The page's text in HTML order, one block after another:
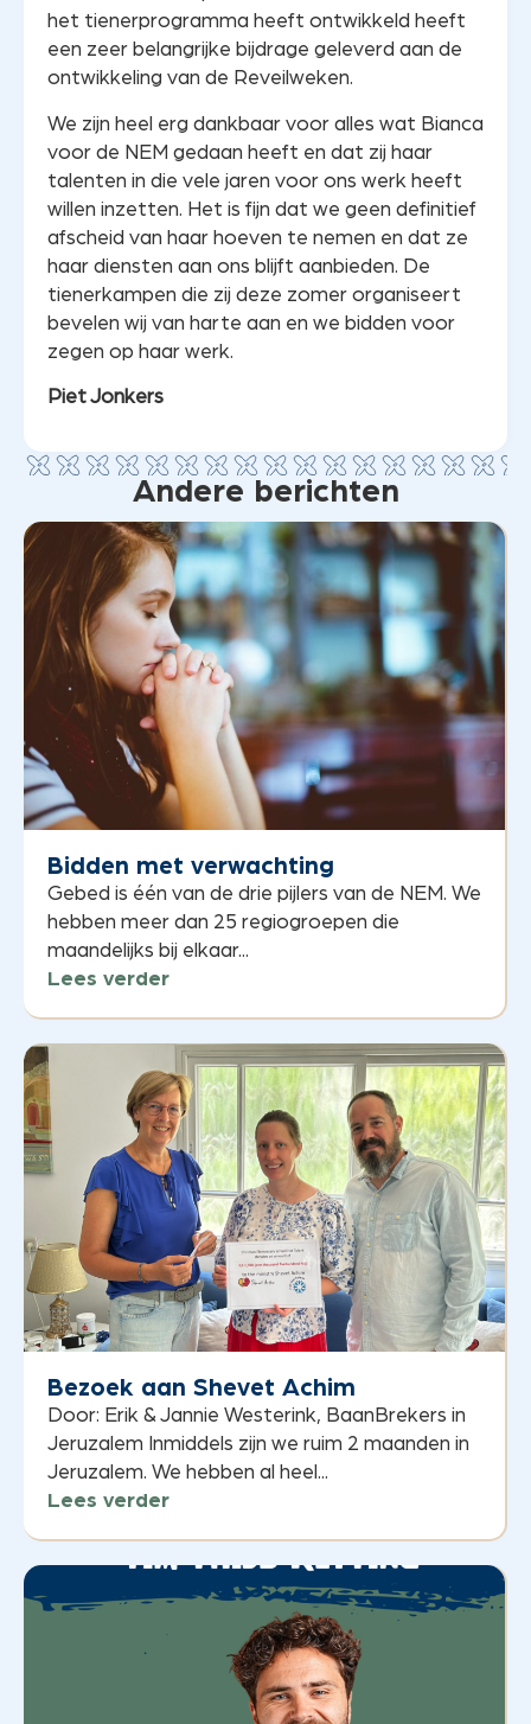
het tienerprogramma heeft ontwikkeld heeft
een zeer belangrijke bijdrage geleverd aan de
ontwikkeling van de Reveilweken.
We zijn heel erg dankbaar voor alles wat Bianca
voor de NEM gedaan heeft en dat zij haar
talenten in die vele jaren voor ons werk heeft
willen inzetten. Het is fijn dat we geen definitief
afscheid van haar hoeven te nemen en dat ze
haar diensten aan ons blijft aanbieden. De
tienerkampen die zij deze zomer organiseert
bevelen wij van harte aan en we bidden voor
zegen op haar werk.
Piet Jonkers
Andere berichten
Bidden met verwachting
Gebed is één van de drie pijlers van de NEM. We
hebben meer dan 25 regiogroepen die
maandelijks bij elkaar...
Lees verder
Bezoek aan Shevet Achim
Door: Erik & Jannie Westerink, BaanBrekers in
Jeruzalem Inmiddels zijn we ruim 2 maanden in
Jeruzalem. We hebben al heel...
Lees verder